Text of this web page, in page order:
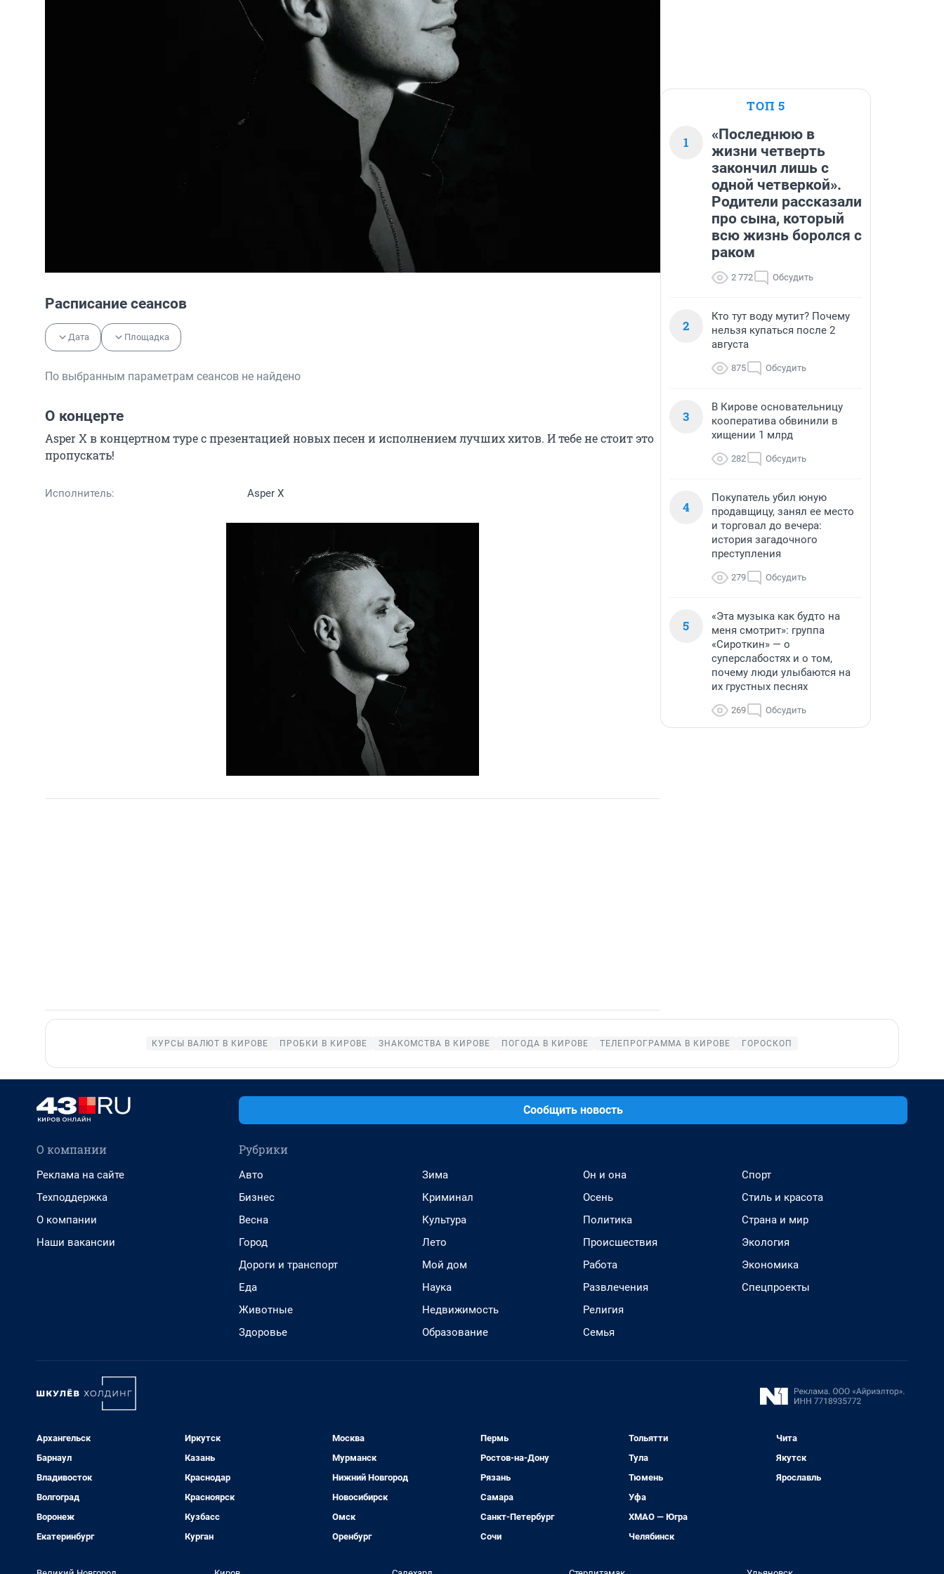
Расписание сеансов
Дата Площадка
По выбранным параметрам сеансов не найдено
О концерте
Asper X в концертном туре с презентацией новых песен и исполнением лучших хитов. И тебе не стоит это
пропускать!
Исполнитель: Asper X
ТОП 5
1
«Последнюю в
жизни четверть
закончил лишь с
одной четверкой».
Родители рассказали
про сына, который
всю жизнь боролся с
раком
2 772 Обсудить
2
Кто тут воду мутит? Почему
нельзя купаться после 2
августа
875 Обсудить
3
В Кирове основательницу
кооператива обвинили в
хищении 1 млрд
282 Обсудить
4
Покупатель убил юную
продавщицу, занял ее место
и торговал до вечера:
история загадочного
преступления
279 Обсудить
5
«Эта музыка как будто на
меня смотрит»: группа
«Сироткин» — о
суперслабостях и о том,
почему люди улыбаются на
их грустных песнях
269 Обсудить
КУРСЫ ВАЛЮТ В КИРОВЕ ПРОБКИ В КИРОВЕ ЗНАКОМСТВА В КИРОВЕ ПОГОДА В КИРОВЕ ТЕЛЕПРОГРАММА В КИРОВЕ ГОРОСКОП
Сообщить новость
О компании
Реклама на сайте
Техподдержка
О компании
Наши вакансии
Рубрики
Авто
Бизнес
Весна
Город
Дороги и транспорт
Еда
Животные
Здоровье
Зима
Криминал
Культура
Лето
Мой дом
Наука
Недвижимость
Образование
Он и она
Осень
Политика
Происшествия
Работа
Развлечения
Религия
Семья
Спорт
Стиль и красота
Страна и мир
Экология
Экономика
Спецпроекты
Архангельск
Барнаул
Владивосток
Волгоград
Воронеж
Екатеринбург
Иркутск
Казань
Краснодар
Красноярск
Кузбасс
Курган
Москва
Мурманск
Нижний Новгород
Новосибирск
Омск
Оренбург
Пермь
Ростов-на-Дону
Рязань
Самара
Санкт-Петербург
Сочи
Тольятти
Тула
Тюмень
Уфа
ХМАО — Югра
Челябинск
Чита
Якутск
Ярославль